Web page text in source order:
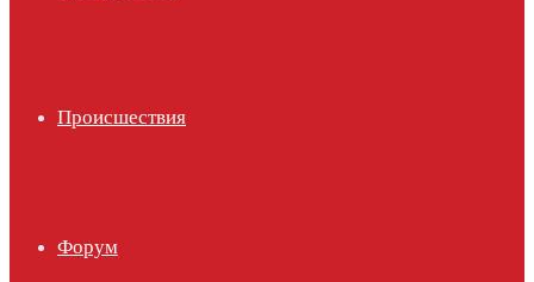
Происшествия
Форум